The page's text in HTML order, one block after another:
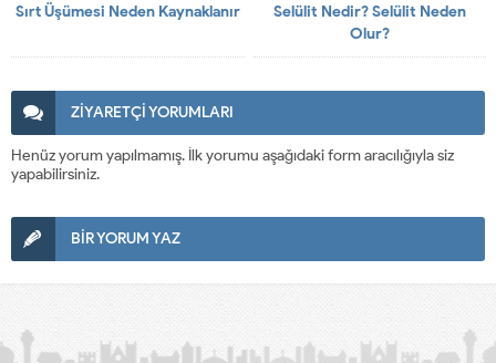
Sırt Üşümesi Neden Kaynaklanır
Selülit Nedir? Selülit Neden
Olur?
ZİYARETÇİ YORUMLARI
Henüz yorum yapılmamış. İlk yorumu aşağıdaki form aracılığıyla siz
yapabilirsiniz.
BİR YORUM YAZ